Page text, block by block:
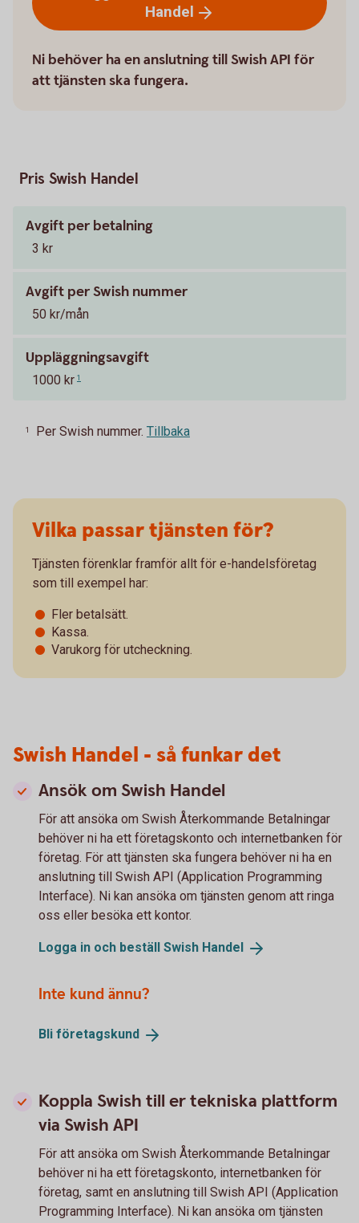
Handel
Ni behöver ha en anslutning till Swish API för
att tjänsten ska fungera.
Pris Swish Handel
Avgift per betalning
3 kr
Avgift per Swish nummer
50 kr/mån
Uppläggningsavgift
1000 kr 1
1 Per Swish nummer. Tillbaka
Vilka passar tjänsten för?
Tjänsten förenklar framför allt för e-handelsföretag
som till exempel har:
Fler betalsätt.
Kassa.
Varukorg för utcheckning.
Swish Handel - så funkar det
Ansök om Swish Handel
För att ansöka om Swish Återkommande Betalningar
behöver ni ha ett företagskonto och internetbanken för
företag. För att tjänsten ska fungera behöver ni ha en
anslutning till Swish API (Application Programming
Interface). Ni kan ansöka om tjänsten genom att ringa
oss eller besöka ett kontor.
Logga in och beställ Swish Handel
Inte kund ännu?
Bli företagskund
Koppla Swish till er tekniska plattform
via Swish API
För att ansöka om Swish Återkommande Betalningar
behöver ni ha ett företagskonto, internetbanken för
företag, samt en anslutning till Swish API (Application
Programming Interface). Ni kan ansöka om tjänsten